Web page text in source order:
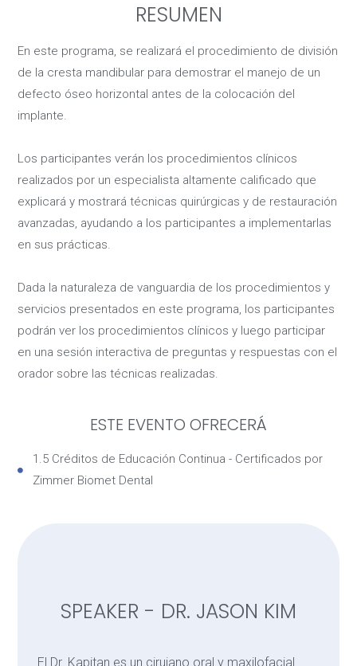
RESUMEN
En este programa, se realizará el procedimiento de división
de la cresta mandibular para demostrar el manejo de un
defecto óseo horizontal antes de la colocación del
implante.
Los participantes verán los procedimientos clínicos
realizados por un especialista altamente calificado que
explicará y mostrará técnicas quirúrgicas y de restauración
avanzadas, ayudando a los participantes a implementarlas
en sus prácticas.
Dada la naturaleza de vanguardia de los procedimientos y
servicios presentados en este programa, los participantes
podrán ver los procedimientos clínicos y luego participar
en una sesión interactiva de preguntas y respuestas con el
orador sobre las técnicas realizadas.
ESTE EVENTO OFRECERÁ
1.5 Créditos de Educación Continua - Certificados por
Zimmer Biomet Dental
SPEAKER - DR. JASON KIM
El Dr. Kapitan es un cirujano oral y maxilofacial